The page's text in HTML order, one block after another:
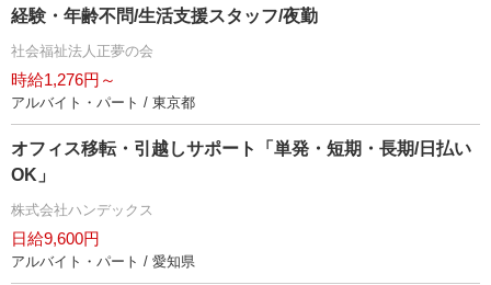
経験・年齢不問/生活支援スタッフ/夜勤
社会福祉法人正夢の会
時給1,276円～
アルバイト・パート / 東京都
オフィス移転・引越しサポート「単発・短期・長期/日払い
OK」
株式会社ハンデックス
日給9,600円
アルバイト・パート / 愛知県